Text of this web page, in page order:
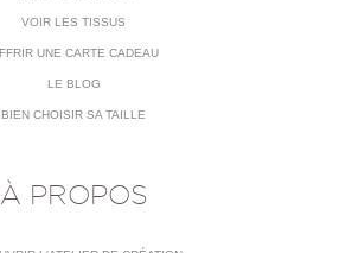
VOIR LES TISSUS
UNE CARTE CADEAU
LE BLOG
BIEN CHOISIR SA TAILLE
À PROPOS